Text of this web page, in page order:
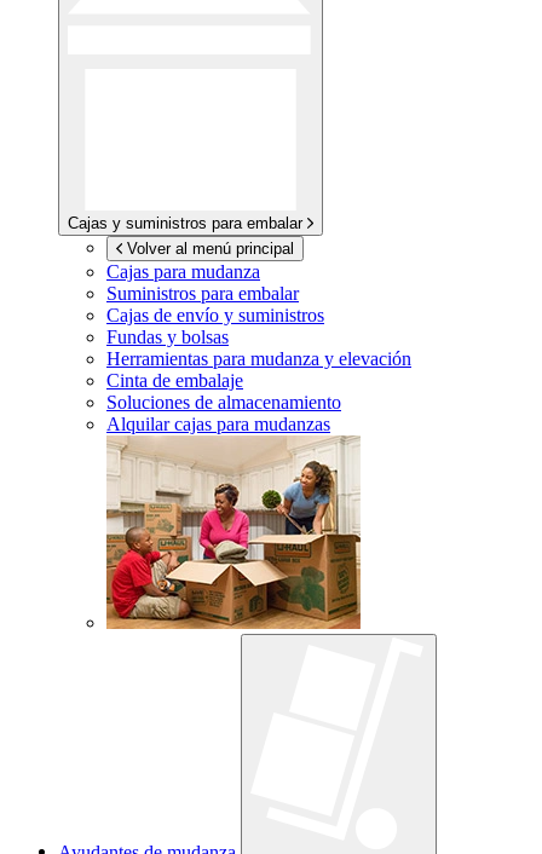
Cajas y suministros para embalar
Volver al menú principal
Cajas para mudanza
Suministros para embalar
Cajas de envío y suministros
Fundas y bolsas
Herramientas para mudanza y elevación
Cinta de embalaje
Soluciones de almacenamiento
Alquilar cajas para mudanzas